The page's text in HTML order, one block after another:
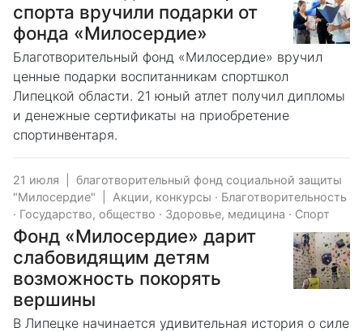
спорта вручили подарки от
фонда «Милосердие»
Благотворительный фонд «Милосердие» вручил
ценные подарки воспитанникам спортшкол
Липецкой области. 21 юный атлет получил дипломы
и денежные сертификаты на приобретение
спортинвентаря.
21 июля
благотворительный фонд социальной защиты
"Милосердие"
Акции, конкурсы · Благотворительность
· Государство, общество · Здоровье, медицина · Спорт
Фонд «Милосердие» дарит
слабовидящим детям
возможность покорять
вершины
В Липецке начинается удивительная история о силе